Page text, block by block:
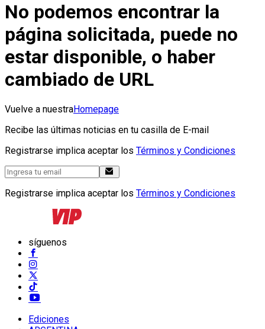
No podemos encontrar la
página solicitada, puede no
estar disponible, o haber
cambiado de URL
Vuelve a nuestraHomepage
Recibe las últimas noticias en tu casilla de E-mail
Registrarse implica aceptar los Términos y Condiciones
Registrarse implica aceptar los Términos y Condiciones
síguenos
Ediciones